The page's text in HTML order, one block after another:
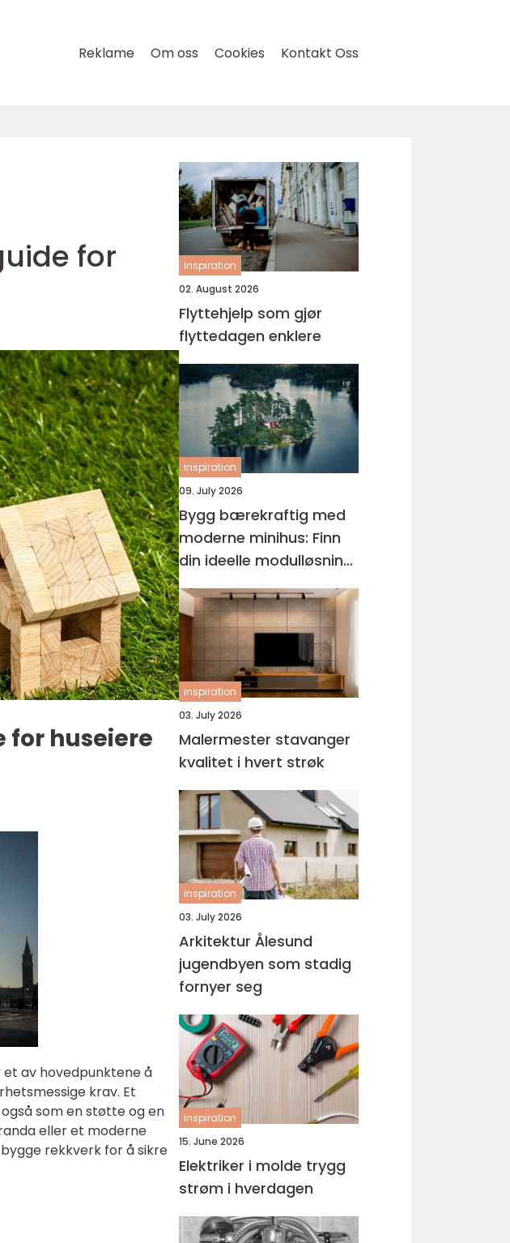
Reklame Om oss Cookies Kontakt Oss
for
for huseiere
av hovedpunktene å
krav. Et
som en støtte og en
eller et moderne
rekkverk for å sikre
inspiration
02. August 2026
Flyttehjelp som gjør
flyttedagen enklere
inspiration
09. July 2026
Bygg bærekraftig med
moderne minihus: Finn
din ideelle modulløsning
og minihus på egen
tomt
inspiration
03. July 2026
Malermester stavanger
kvalitet i hvert strøk
inspiration
03. July 2026
Arkitektur Ålesund
jugendbyen som stadig
fornyer seg
inspiration
15. June 2026
Elektriker i molde trygg
strøm i hverdagen